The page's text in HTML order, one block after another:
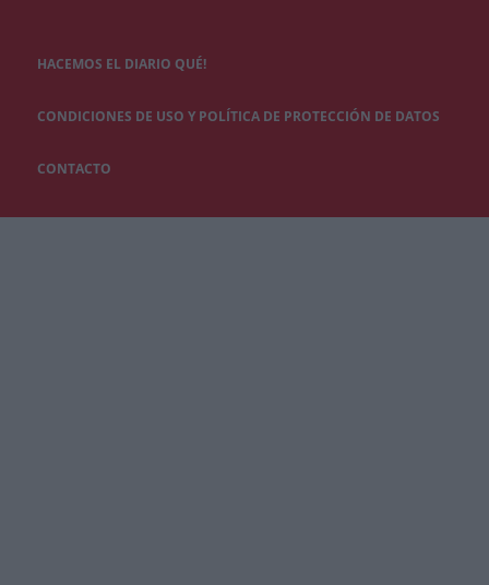
HACEMOS EL DIARIO QUÉ!
CONDICIONES DE USO Y POLÍTICA DE PROTECCIÓN DE DATOS
CONTACTO